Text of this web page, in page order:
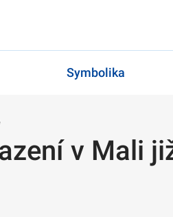
Symbolika
v Mali